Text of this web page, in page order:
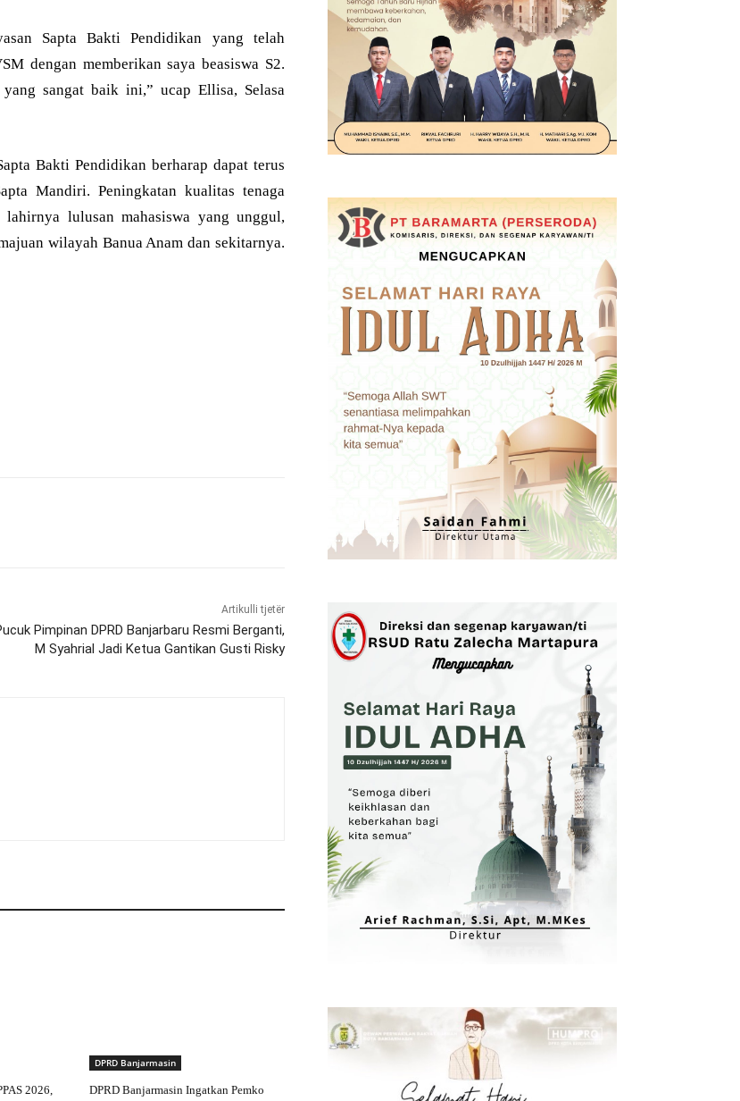
Sapta Bakti Pendidikan yang telah
dengan memberikan saya beasiswa S2.
sangat baik ini,” ucap Ellisa, Selasa
Bakti Pendidikan berharap dapat terus
Mandiri. Peningkatan kualitas tenaga
lulusan mahasiswa yang unggul,
wilayah Banua Anam dan sekitarnya.
Artikulli tjetër
Pimpinan DPRD Banjarbaru Resmi Berganti,
M Syahrial Jadi Ketua Gantikan Gusti Risky
2026,
DPRD Banjarmasin
DPRD Banjarmasin Ingatkan Pemko